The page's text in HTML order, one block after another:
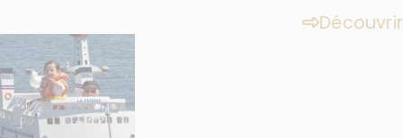
Découvrir